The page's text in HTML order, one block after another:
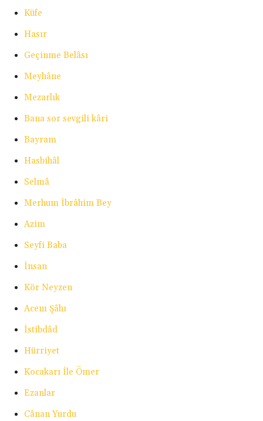
Küfe
Hasır
Geçinme Belâsı
Meyhâne
Mezarlık
Bana sor sevgili kâri
Bayram
Hasbihâl
Selmâ
Merhum İbrâhim Bey
Azim
Seyfi Baba
İnsan
Kör Neyzen
Acem Şâhı
İstibdâd
Hürriyet
Kocakarı İle Ömer
Ezanlar
Cânan Yurdu